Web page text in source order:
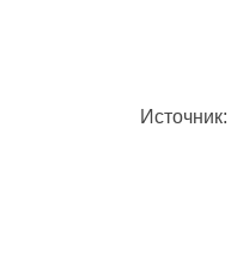
Источник: